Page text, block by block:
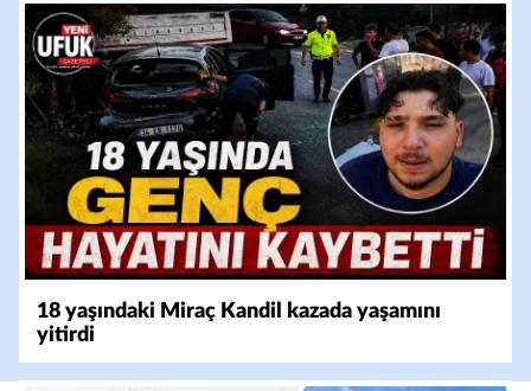
18 yaşındaki Miraç Kandil kazada yaşamını
yitirdi